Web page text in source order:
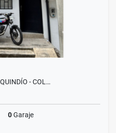
- COL…
0Garaje